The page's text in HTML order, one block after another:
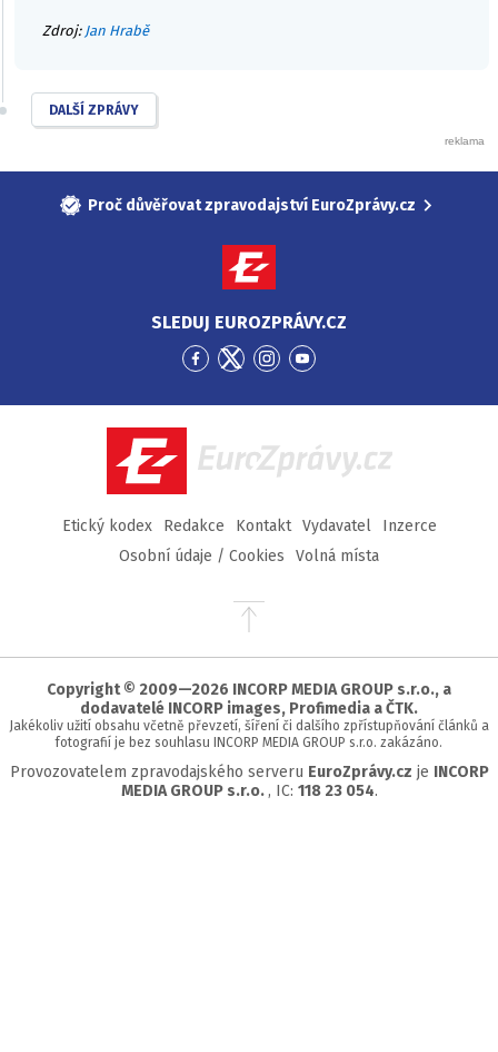
Zdroj: Jan Hrabě
DALŠÍ ZPRÁVY
Proč důvěřovat zpravodajství EuroZprávy.cz
SLEDUJ EUROZPRÁVY.CZ
Přejít
Facebook
Přejít
Twitter
Přejít
Instagram
Přejít
YouTube
EuroZprávy.cz
Etický kodex Redakce Kontakt Vydavatel
Inzerce
Osobní údaje / Cookies
Volná místa
Přejít
stránky
Copyright © 2009—2026 INCORP MEDIA GROUP s.r.o., a
dodavatelé INCORP images, Profimedia a ČTK.
Jakékoliv užití obsahu včetně převzetí, šíření či dalšího zpřístupňování článků a
fotografií je bez souhlasu INCORP MEDIA GROUP s.r.o. zakázáno.
Provozovatelem zpravodajského serveru EuroZprávy.cz je INCORP
MEDIA GROUP s.r.o. , IC: 118 23 054.